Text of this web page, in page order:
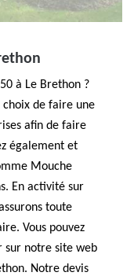
à Le Brethon ?
choix de faire une
afin de faire
également et
Mouche
En activité sur
toute
Vous pouvez
sur notre site web
Notre devis